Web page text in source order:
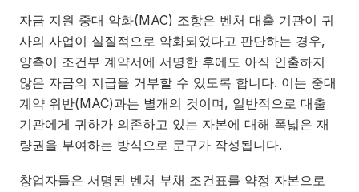
자금 지원 중대 악화(MAC) 조항은 벤처 대출 기관이 귀
사의 사업이 실질적으로 악화되었다고 판단하는 경우,
양측이 조건부 계약서에 서명한 후에도 아직 인출하지
않은 자금의 지급을 거부할 수 있도록 합니다. 이는 중대
계약 위반(MAC)과는 별개의 것이며, 일반적으로 대출
기관에게 귀하가 의존하고 있는 자본에 대해 폭넓은 재
량권을 부여하는 방식으로 문구가 작성됩니다.
창업자들은 서명된 벤처 부채 조건표를 약정 자본으로